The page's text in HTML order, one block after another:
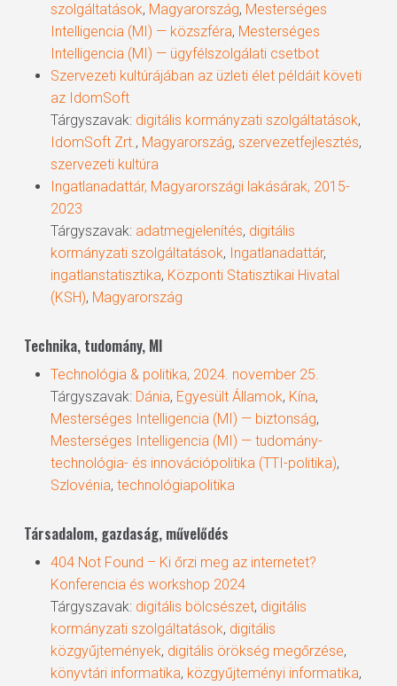
szolgáltatások, Magyarország, Mesterséges
Intelligencia (MI) — közszféra, Mesterséges
Intelligencia (MI) — ügyfélszolgálati csetbot
Szervezeti kultúrájában az üzleti élet példáit követi
az IdomSoft
Tárgyszavak: digitális kormányzati szolgáltatások,
IdomSoft Zrt., Magyarország, szervezetfejlesztés,
szervezeti kultúra
Ingatlanadattár, Magyarországi lakásárak, 2015-
2023
Tárgyszavak: adatmegjelenítés, digitális
kormányzati szolgáltatások, Ingatlanadattár,
ingatlanstatisztika, Központi Statisztikai Hivatal
(KSH), Magyarország
Technika, tudomány, MI
Technológia & politika, 2024. november 25.
Tárgyszavak: Dánia, Egyesült Államok, Kína,
Mesterséges Intelligencia (MI) — biztonság,
Mesterséges Intelligencia (MI) — tudomány-
technológia- és innovációpolitika (TTI-politika),
Szlovénia, technológiapolitika
Társadalom, gazdaság, művelődés
404 Not Found – Ki őrzi meg az internetet?
Konferencia és workshop 2024
Tárgyszavak: digitális bölcsészet, digitális
kormányzati szolgáltatások, digitális
közgyűjtemények, digitális örökség megőrzése,
könyvtári informatika, közgyűjteményi informatika,